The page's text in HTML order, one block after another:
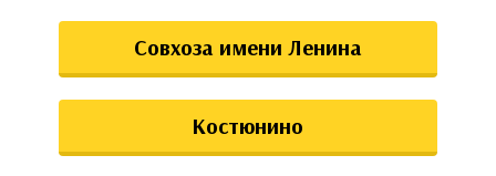
Совхоза имени Ленина
Костюнино